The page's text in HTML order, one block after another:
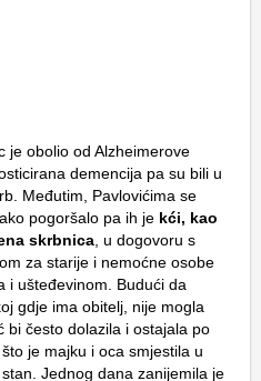
je obolio od Alzheimerove
demencija pa su bili u
Međutim, Pavlovićima se
pogoršalo pa ih je kći, kao
skrbnica, u dogovoru s
za starije i nemoćne osobe
i ušteđevinom. Budući da
gdje ima obitelj, nije mogla
bi često dolazila i ostajala po
je majku i oca smjestila u
Jednog dana zanijemila je